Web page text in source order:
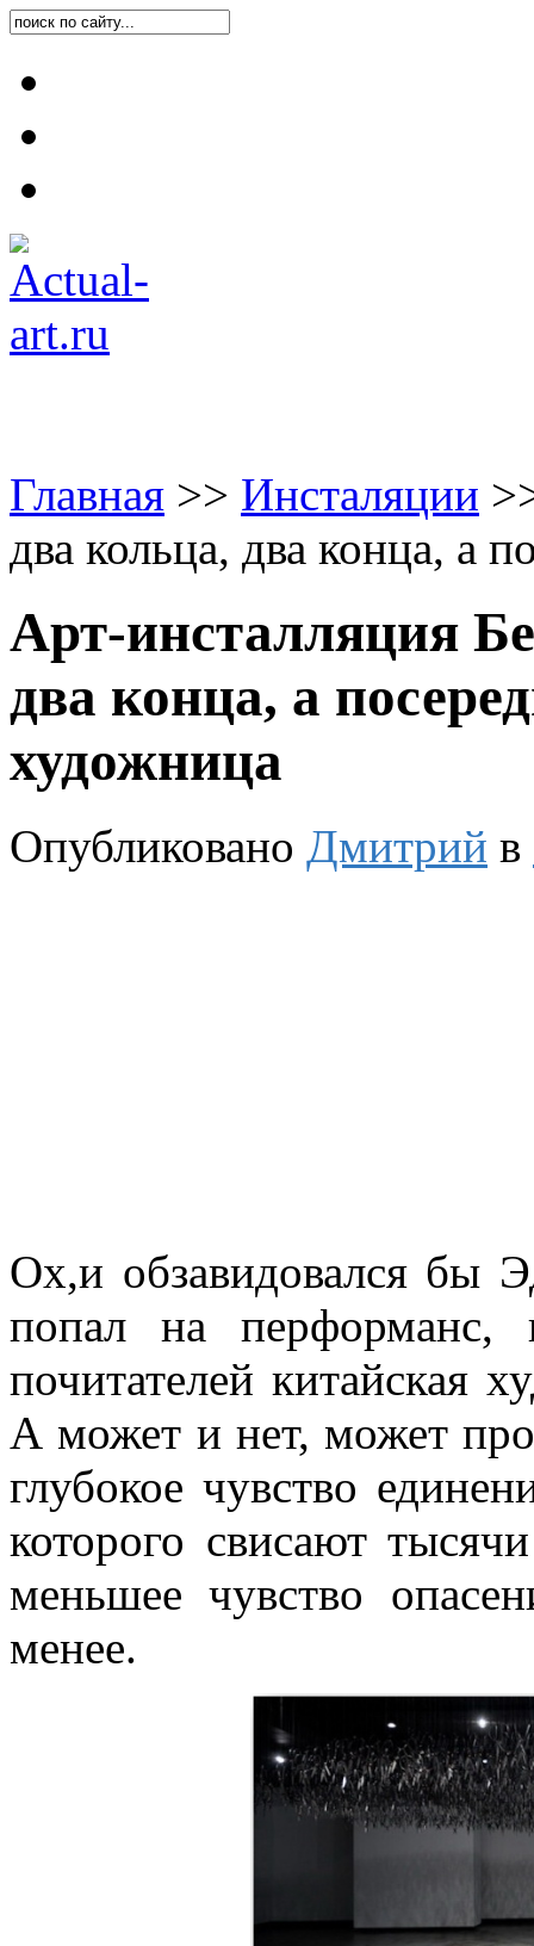
Главная >> Инсталяции >
два кольца, два конца, а
Арт-инсталляция
два конца, а
художница
Опубликовано Дмитрий в
Ох,и обзавидовался бы
попал на перформанс,
почитателей
А может и нет, может
глубокое чувство
которого свисают
меньшее чувство
менее.